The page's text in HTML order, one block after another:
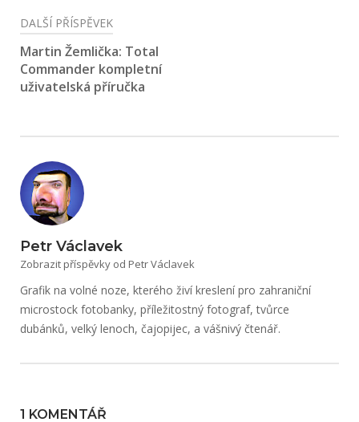
DALŠÍ PŘÍSPĚVEK
Martin Žemlička: Total
Commander kompletní
uživatelská příručka
Petr Václavek
Zobrazit příspěvky od Petr Václavek
Grafik na volné noze, kterého živí kreslení pro zahraniční
microstock fotobanky, příležitostný fotograf, tvůrce
dubánků, velký lenoch, čajopijec, a vášnivý čtenář.
1 KOMENTÁŘ